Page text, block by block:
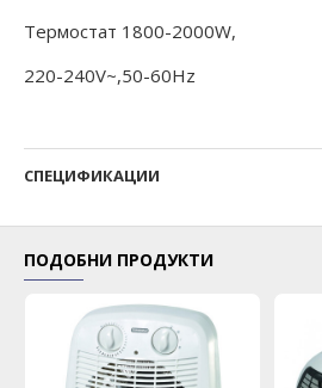
Термостат 1800-2000W,
220-240V~,50-60Hz
СПЕЦИФИКАЦИИ
ПОДОБНИ ПРОДУКТИ